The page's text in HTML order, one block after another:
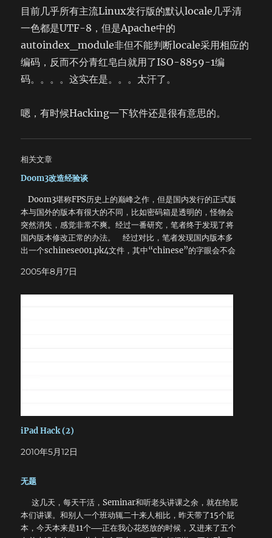
目前几乎所有主流Linux发行版的默认locale几乎清
一色都是UTF-8，但是Apache中的
autoindex_module非但不能判断locale采用相应的
编码，反而不分青红皂白就用了ISO-8859-1编
码。。。。这实在是。。。太汗了。
嗯，有时候Hacking一下软件还是很有意思的。
相关文章
Doom3改造经验谈
Doom3堪称FPS历史上的巅峰之作，但是国内发行的正式版
本与国外的版本有很大的不同，比如密码箱是透明的，怪物会
突然消失，感觉非常不爽。经过一番研究，笔者终于发现了将
国内版本修改正常的办法。 经过对比，笔者发现国内版本多
出一个schinese001.pk4文件，其中“chinese”的字眼会不会
试，笔者成功地用WinRAR3.40将其打开，原来这只是一个普
的seta g_bloodEffects "0"改成seta g_bloodEffects
"1"，再将seta g_showPlayerShadow "0"改成seta
可以在游戏中看到自己的影子了。这样就完成了对Doom3的初
一点真实感都没有。有人做了一个丁解决这个问题。首先到
bin/BIN/PIF_CGI_RUN_TIME/Ungibbable.pk4下载这个
补丁，在doom3根目录下建立一个名为Ungibbable文件夹，
将Ungibbable.pk4拷贝进去，在游戏主界面中选择MODS并
2005年8月7日
iPad Hack (2)
2010年5月12日
无题
这几天，每天干活，Seminar和听老头讲课之余，就在给屁
本们讲课。和别人一个班动辄二十来人相比，昨天带了15个屁
本，今天本来是11个──正在我心花怒放的时候，又进来了五个